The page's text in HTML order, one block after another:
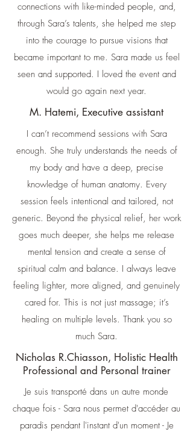
connections with like-minded people, and,
through Sara’s talents, she helped me step
into the courage to pursue visions that
became important to me. Sara made us feel
seen and supported. I loved the event and
would go again next year.
M. Hatemi, Executive assistant
I can’t recommend sessions with Sara
enough. She truly understands the needs of
my body and have a deep, precise
knowledge of human anatomy. Every
session feels intentional and tailored, not
generic. Beyond the physical relief, her work
goes much deeper, she helps me release
mental tension and create a sense of
spiritual calm and balance. I always leave
feeling lighter, more aligned, and genuinely
cared for. This is not just massage; it’s
healing on multiple levels. Thank you so
much Sara.
Nicholas R.Chiasson, Holistic Health
Professional and Personal trainer
Je suis transporté dans un autre monde
chaque fois - Sara nous permet d'accéder au
paradis pendant l'instant d'un moment - Je